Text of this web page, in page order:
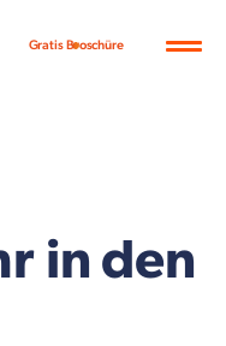
Gratis Broschüre
in den